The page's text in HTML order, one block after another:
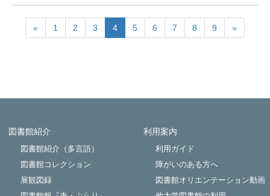
« 1 2 3 4 5 6 7 8 9 »
図書館紹介
図書館紹介（多言語）
図書館コレクション
展観図録
利用案内
利用ガイド
障がいのある方へ
図書館オリエンテーション動画
Powered by NetCommons